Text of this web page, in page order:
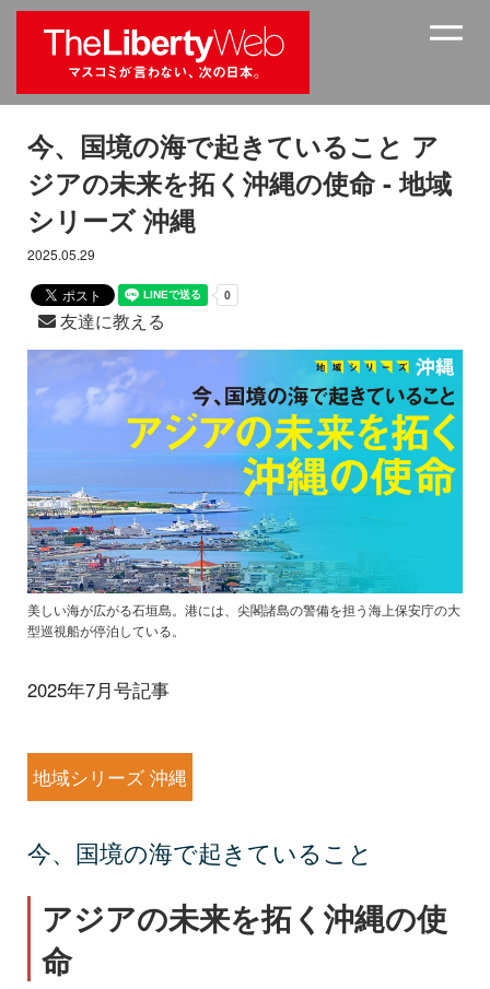
今、国境の海で起きていること ア
ジアの未来を拓く沖縄の使命 - 地域
シリーズ 沖縄
2025.05.29
友達に教える
美しい海が広がる石垣島。港には、尖閣諸島の警備を担う海上保安庁の大
型巡視船が停泊している。
2025年7月号記事
地域シリーズ 沖縄
今、国境の海で起きていること
アジアの未来を拓く沖縄の使
命